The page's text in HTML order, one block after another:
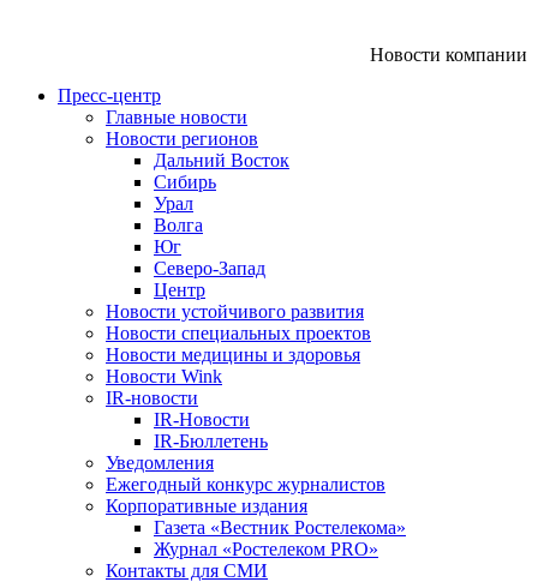
Новости компании
Пресс-центр
Главные новости
Новости регионов
Дальний Восток
Сибирь
Урал
Волга
Юг
Северо-Запад
Центр
Новости устойчивого развития
Новости специальных проектов
Новости медицины и здоровья
Новости Wink
IR-новости
IR-Новости
IR-Бюллетень
Уведомления
Ежегодный конкурс журналистов
Корпоративные издания
Газета «Вестник Ростелекома»
Журнал «Ростелеком PRO»
Контакты для СМИ